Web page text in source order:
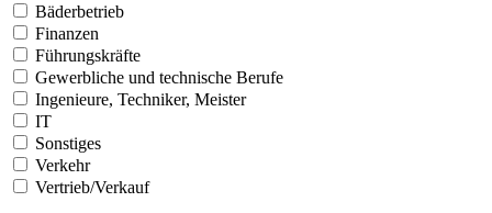
Bäderbetrieb
Finanzen
Führungskräfte
Gewerbliche und technische Berufe
Ingenieure, Techniker, Meister
IT
Sonstiges
Verkehr
Vertrieb/Verkauf